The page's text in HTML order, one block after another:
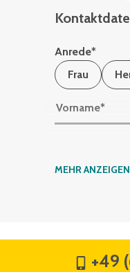
Anrede*
Frau
Vorname*
Nachname*
MEHR ANZEIGEN
+49